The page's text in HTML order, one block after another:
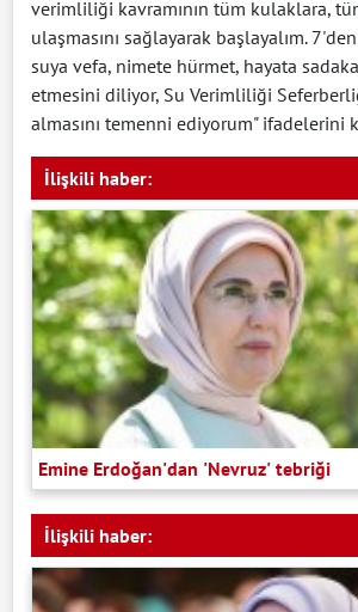
verimliliği kavramının tüm kulaklara,
ulaşmasını sağlayarak başlayalım.
suya vefa, nimete hürmet, hayata
etmesini diliyor, Su Verimliliği
almasını temenni ediyorum" ifadelerini
İlişkili haber:
Emine Erdoğan'dan 'Nevruz' tebriği
İlişkili haber: